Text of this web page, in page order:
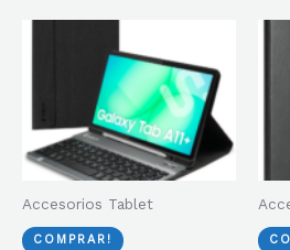
Accesorios Tablet
COMPRAR!